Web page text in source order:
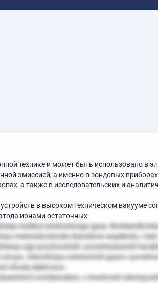
технике и может быть использовано в
эмиссией, а именно в зондовых
а также в исследовательских и
в высоком техническом вакууме
ионами остаточных
molekul ostatochnogo gaza.
materiala katoda (katodnoe raspilenie), i, kak
ego prochnostnih i avtoemissionnih
stroya. Adsorbtsiya ostatochnih gazov i
vihoda elektronov.
k avtokatodam, v chastnosti